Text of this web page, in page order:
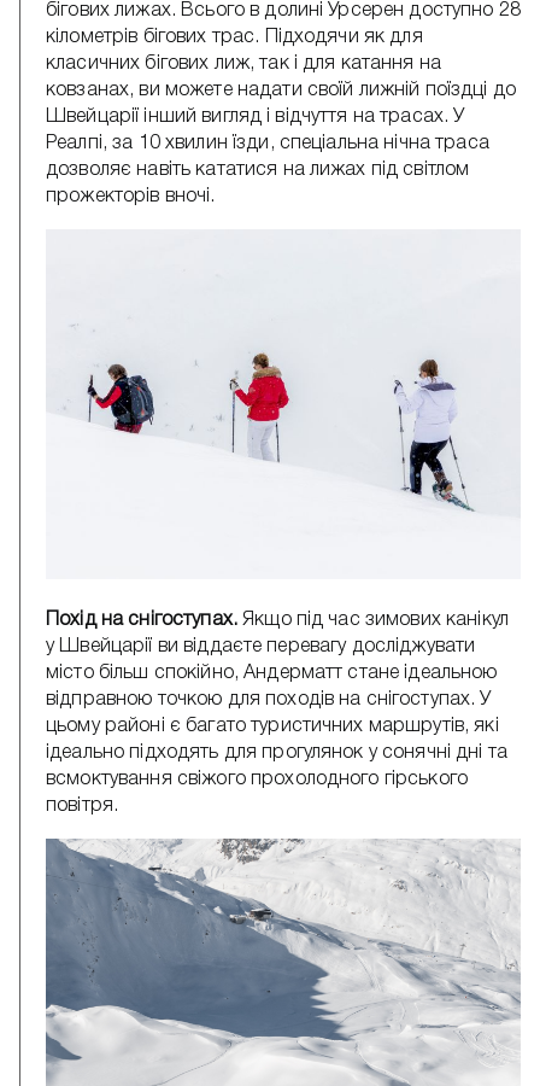
бігових лижах. Всього в долині Урсерен доступно 28
кілометрів бігових трас. Підходячи як для
класичних бігових лиж, так і для катання на
ковзанах, ви можете надати своїй лижній поїздці до
Швейцарії інший вигляд і відчуття на трасах. У
Реалпі, за 10 хвилин їзди, спеціальна нічна траса
дозволяє навіть кататися на лижах під світлом
прожекторів вночі.
Похід на снігоступах. Якщо під час зимових канікул
у Швейцарії ви віддаєте перевагу досліджувати
місто більш спокійно, Андерматт стане ідеальною
відправною точкою для походів на снігоступах. У
цьому районі є багато туристичних маршрутів, які
ідеально підходять для прогулянок у сонячні дні та
всмоктування свіжого прохолодного гірського
повітря.